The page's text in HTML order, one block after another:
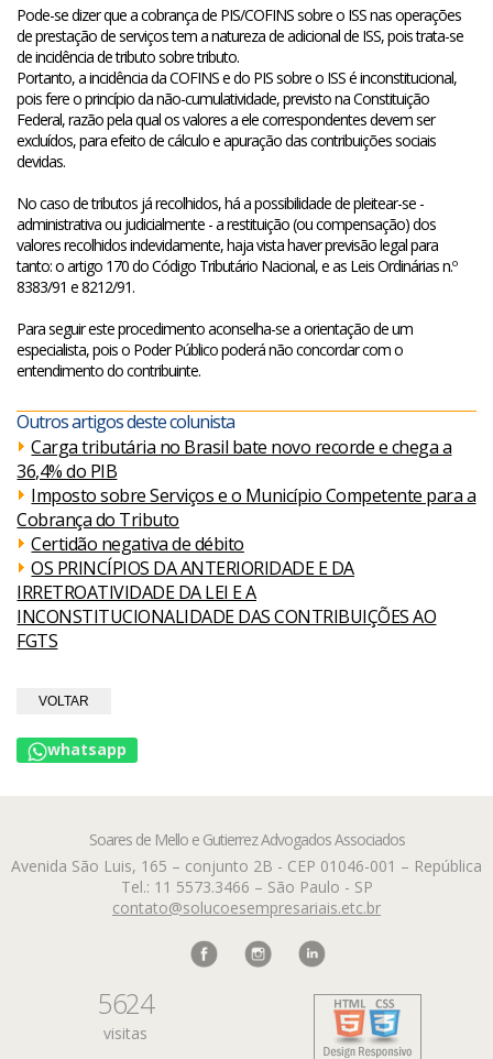
Pode-se dizer que a cobrança de PIS/COFINS sobre o ISS nas operações
de prestação de serviços tem a natureza de adicional de ISS, pois trata-se
de incidência de tributo sobre tributo.
Portanto, a incidência da COFINS e do PIS sobre o ISS é inconstitucional,
pois fere o princípio da não-cumulatividade, previsto na Constituição
Federal, razão pela qual os valores a ele correspondentes devem ser
excluídos, para efeito de cálculo e apuração das contribuições sociais
devidas.
No caso de tributos já recolhidos, há a possibilidade de pleitear-se -
administrativa ou judicialmente - a restituição (ou compensação) dos
valores recolhidos indevidamente, haja vista haver previsão legal para
tanto: o artigo 170 do Código Tributário Nacional, e as Leis Ordinárias n.º
8383/91 e 8212/91.
Para seguir este procedimento aconselha-se a orientação de um
especialista, pois o Poder Público poderá não concordar com o
entendimento do contribuinte.
Outros artigos deste colunista
Carga tributária no Brasil bate novo recorde e chega a
36,4% do PIB
Imposto sobre Serviços e o Município Competente para a
Cobrança do Tributo
Certidão negativa de débito
OS PRINCÍPIOS DA ANTERIORIDADE E DA
IRRETROATIVIDADE DA LEI E A
INCONSTITUCIONALIDADE DAS CONTRIBUIÇÕES AO
FGTS
VOLTAR
whatsapp
Soares de Mello e Gutierrez Advogados Associados
Avenida São Luis, 165 – conjunto 2B - CEP 01046-001 – República
Tel.: 11 5573.3466 – São Paulo - SP
contato@solucoesempresariais.etc.br
5624
visitas